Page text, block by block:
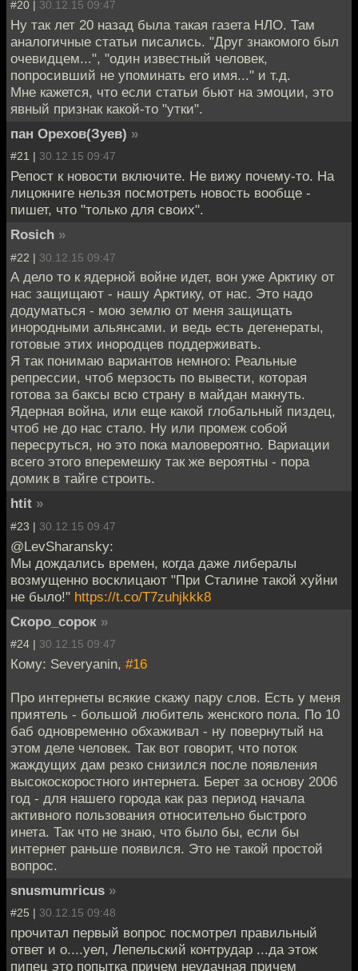
#20 | 30.12.15 09:47
Ну так лет 20 назад была такая газета НЛО. Там
аналогичные статьи писались. "Друг знакомого был
очевидцем...", "один известный человек,
попросивший не упоминать его имя..." и т.д.
Мне кажется, что если статьи бьют на эмоции, это
явный признак какой-то "утки".
пан Орехов(Зуев) »
#21 | 30.12.15 09:47
Репост к новости включите. Не вижу почему-то. На
лицокниге нельзя посмотреть новость вообще -
пишет, что "только для своих".
Rosich »
#22 | 30.12.15 09:47
А дело то к ядерной войне идет, вон уже Арктику от
нас защищают - нашу Арктику, от нас. Это надо
додуматься - мою землю от меня защищать
инородными альянсами. и ведь есть дегенераты,
готовые этих инородцев поддерживать.
Я так понимаю вариантов немного: Реальные
репрессии, чтоб мерзость по вывести, которая
готова за баксы всю страну в майдан макнуть.
Ядерная война, или еще какой глобальный пиздец,
чтоб не до нас стало. Ну или промеж собой
пересруться, но это пока маловероятно. Вариации
всего этого вперемешку так же вероятны - пора
домик в тайге строить.
htit »
#23 | 30.12.15 09:47
@LevSharansky:
Мы дождались времен, когда даже либералы
возмущенно восклицают "При Сталине такой хуйни
не было!" https://t.co/T7zuhjkkk8
Скоро_сорок »
#24 | 30.12.15 09:47
Кому: Severyanin, #16
Про интернеты всякие скажу пару слов. Есть у меня
приятель - большой любитель женского пола. По 10
баб одновременно обхаживал - ну повернутый на
этом деле человек. Так вот говорит, что поток
жаждущих дам резко снизился после появления
высокоскоростного интернета. Берет за основу 2006
год - для нашего города как раз период начала
активного пользования относительно быстрого
инета. Так что не знаю, что было бы, если бы
интернет раньше появился. Это не такой простой
вопрос.
snusmumricus »
#25 | 30.12.15 09:48
прочитал первый вопрос посмотрел правильный
ответ и о....уел, Лепельский контрудар ...да этож
пипец это попытка причем неудачная причем